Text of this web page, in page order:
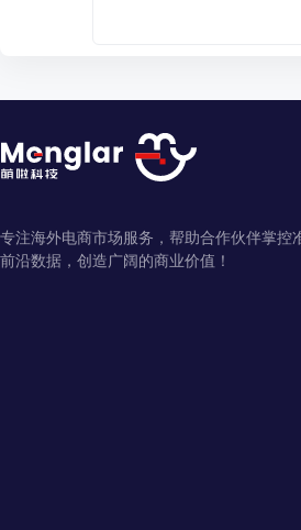
专注海外电商市场服务，帮助合作伙伴掌控
前沿数据，创造广阔的商业价值！